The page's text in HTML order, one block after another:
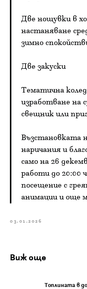
Две нощувки в
настаняване
зимно
Две закуски
Тематична
изработване на
свещник или
Възстановката
наричания и
само на 26
работи до 20:00
посещение с
анимации и още
03.01.2026
Виж още
Топлината в